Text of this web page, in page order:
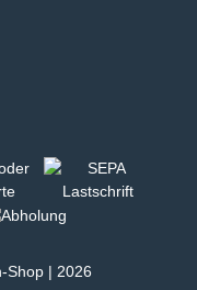
Shop | 2026